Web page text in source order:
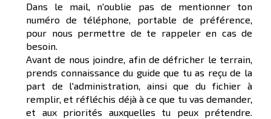
Dans le mail, n'oublie pas de mentionner ton
numéro de téléphone, portable de préférence,
pour nous permettre de te rappeler en cas de
besoin.
Avant de nous joindre, afin de défricher le terrain,
prends connaissance du guide que tu as reçu de la
part de l'administration, ainsi que du fichier à
remplir, et réfléchis déjà à ce que tu vas demander,
et aux priorités auxquelles tu peux prétendre.